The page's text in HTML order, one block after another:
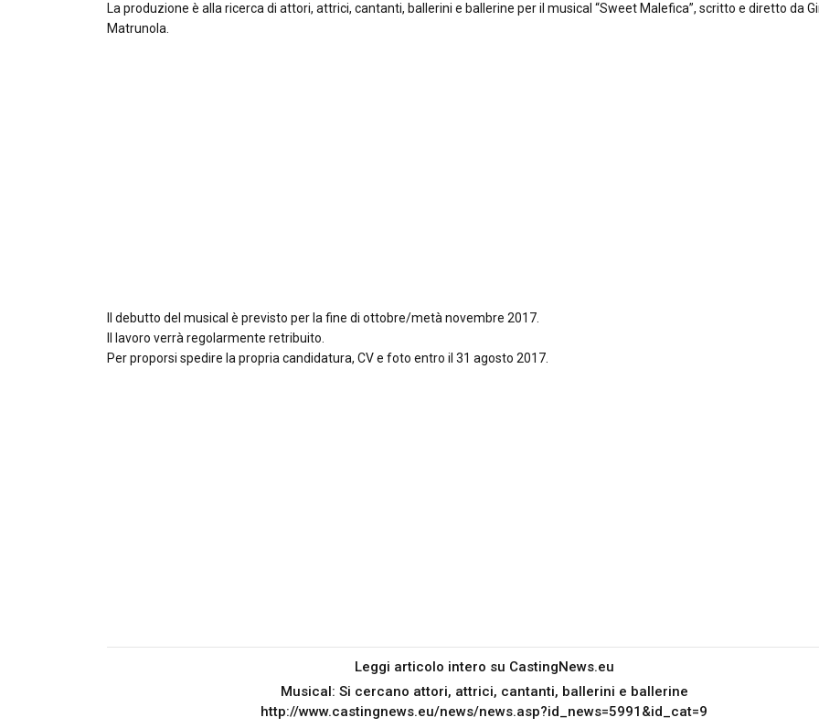
La produzione è alla ricerca di attori, attrici, cantanti, ballerini e ballerine per il musical “Sweet Malefica”, scritto e diretto da
Matrunola.
Il debutto del musical è previsto per la fine di ottobre/metà novembre 2017.
Il lavoro verrà regolarmente retribuito.
Per proporsi spedire la propria candidatura, CV e foto entro il 31 agosto 2017.
Leggi articolo intero su CastingNews.eu
Musical: Si cercano attori, attrici, cantanti, ballerini e ballerine
http://www.castingnews.eu/news/news.asp?id_news=5991&id_cat=9